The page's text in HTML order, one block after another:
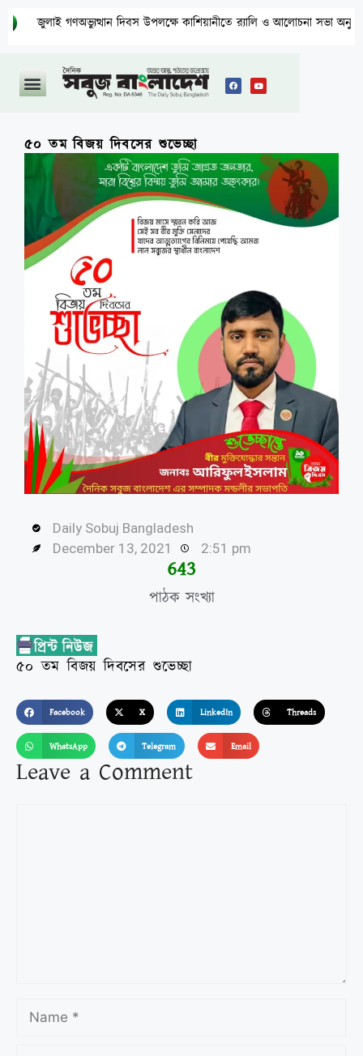
গণঅভ্যুত্থান দিবস উপলক্ষে কাশিয়ানীতে র‍্যালি ও আলোচনা সভা অনুষ্ঠিত
৫০ তম বিজয় দিবসের শুভেচ্ছা
Daily Sobuj Bangladesh
December 13, 2021
2:51 pm
পাঠক সংখ্যা
645
৫০ তম বিজয় দিবসের শুভেচ্ছা
Facebook X LinkedIn Threads
WhatsApp Telegram Email
Leave a Comment